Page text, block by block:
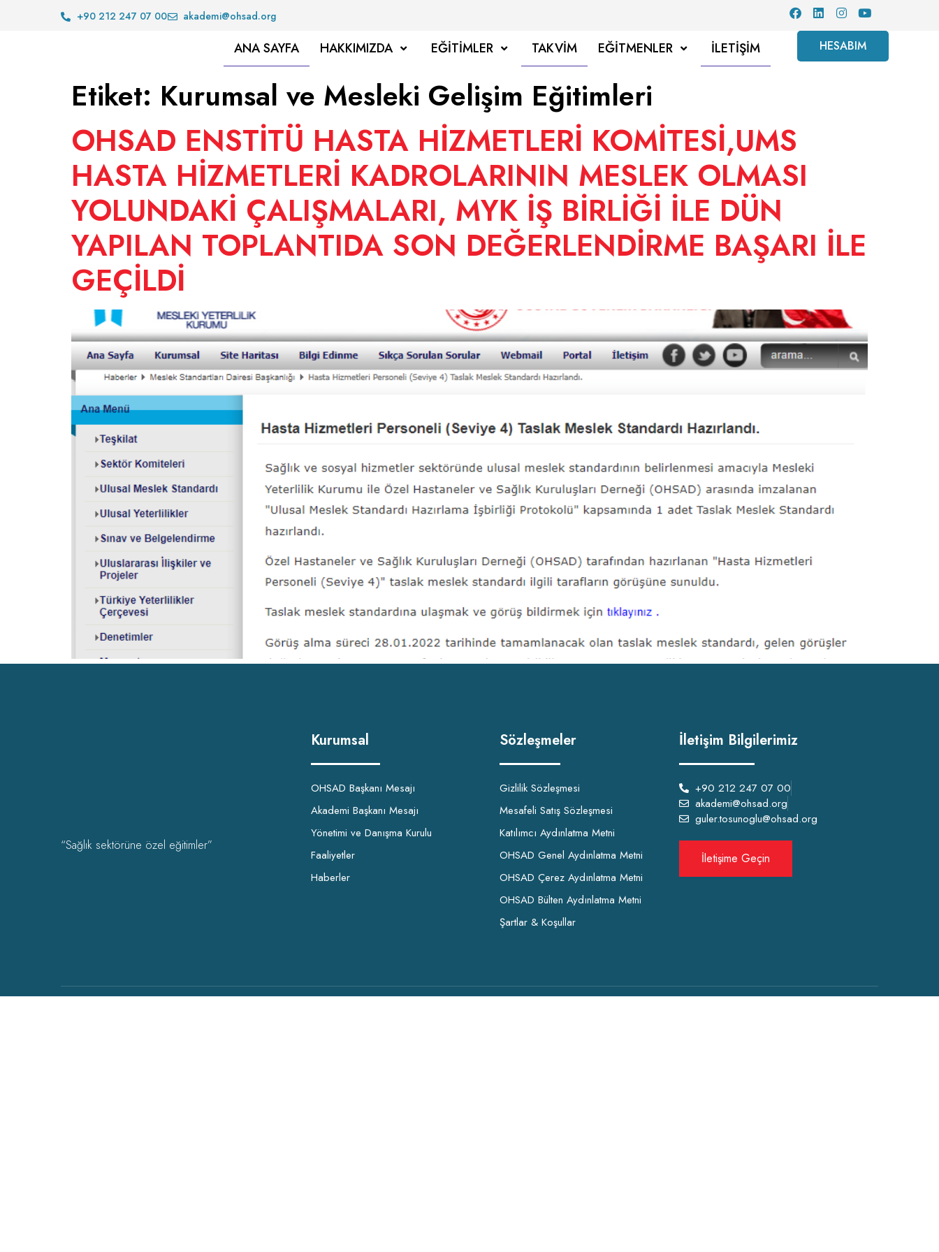
+90 212 247 07 00 akademi@ohsad.org
ANA SAYFA HAKKIMIZDA EĞITIMLER TAKVIM EĞITMENLER İLETIŞIM HESABIM
Etiket: Kurumsal ve Mesleki Gelişim Eğitimleri
OHSAD ENSTİTÜ HASTA HİZMETLERİ KOMİTESİ,UMS
HASTA HİZMETLERİ KADROLARININ MESLEK OLMASI
YOLUNDAKİ ÇALIŞMALARI, MYK İŞ BİRLİĞİ İLE DÜN
YAPILAN TOPLANTIDA SON DEĞERLENDİRME BAŞARI İLE
GEÇİLDİ
“Sağlık sektörüne özel eğitimler”
Kurumsal
OHSAD Başkanı Mesajı
Akademi Başkanı Mesajı
Yönetimi ve Danışma Kurulu
Faaliyetler
Haberler
Sözleşmeler
Gizlilik Sözleşmesi
Mesafeli Satış Sözleşmesi
Katılımcı Aydınlatma Metni
OHSAD Genel Aydınlatma Metni
OHSAD Çerez Aydınlatma Metni
OHSAD Bülten Aydınlatma Metni
Şartlar & Koşullar
İletişim Bilgilerimiz
+90 212 247 07 00
akademi@ohsad.org
guler.tosunoglu@ohsad.org
İletişime Geçin